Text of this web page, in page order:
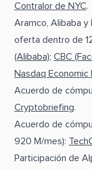
Contralor de NYC.
Aramco, Alibaba
oferta dentro de
(Alibaba); CBC
Nasdaq Economic
Acuerdo de
Cryptobriefing.
Acuerdo de
920 M/mes):
Participación de